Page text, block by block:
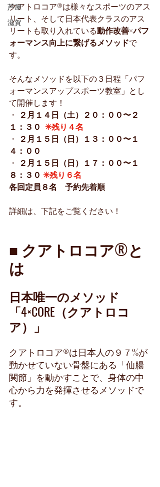
芦屋
滋賀
クアトロコア®は様々なスポーツのアス
リート、そして日本代表クラスのアス
リートも取り入れている動作改善×パフ
ォーマンス向上に繋げるメソッドで
す。
そんなメソッドを以下の３日程「パフ
ォーマンスアップスポーツ教室」とし
て開催します！
・
２月１４日（土）２０：００〜２
１：３０ ✳︎残り４名
・
２月１５日（日）１３：００〜１
４：００
・
２月１５日（日）１７：００〜１
８：３０ ✳︎残り６名
各回定員８名　予約先着順
詳細は、下記をご覧ください！
■ クアトロコア®︎と
は
日本唯一のメソッド
「4×CORE（クアトロコ
ア）」
クアトロコア®︎は日本人の９７%が
動かせていない骨盤にある「仙腸
関節」を動かすことで、身体の中
心から力を発揮させるメソッドで
す。